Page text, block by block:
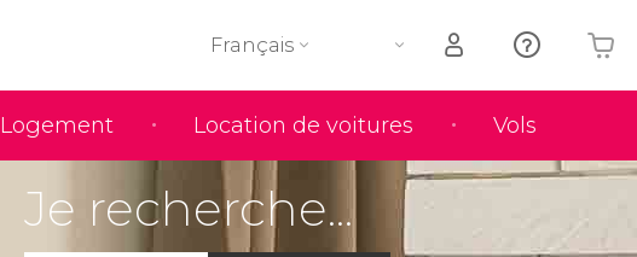
Logement Location de voitures Vols
Français
Votre panier est vide
Je recherche...